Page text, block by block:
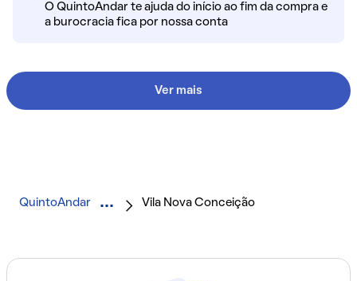
O QuintoAndar te ajuda do início ao fim da compra e
a burocracia fica por nossa conta
Ver mais
QuintoAndar Vila Nova Conceição